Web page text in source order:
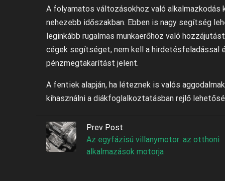
A folyamatos változásokhoz való
nehezebb időszakban. Ebben is nagy segítség
leginkább rugalmas munkaerőhöz való
cégek segítséget, nem kell a hirdetésfeladással
pénzmegtakarítást jelent.
A fentiek alapján, ha léteznek is valós
kihasználni a diákfoglalkoztatásban rejlő
Prev Post
Az egyfázisú villanymotor: az otthoni
alkalmazások motorja